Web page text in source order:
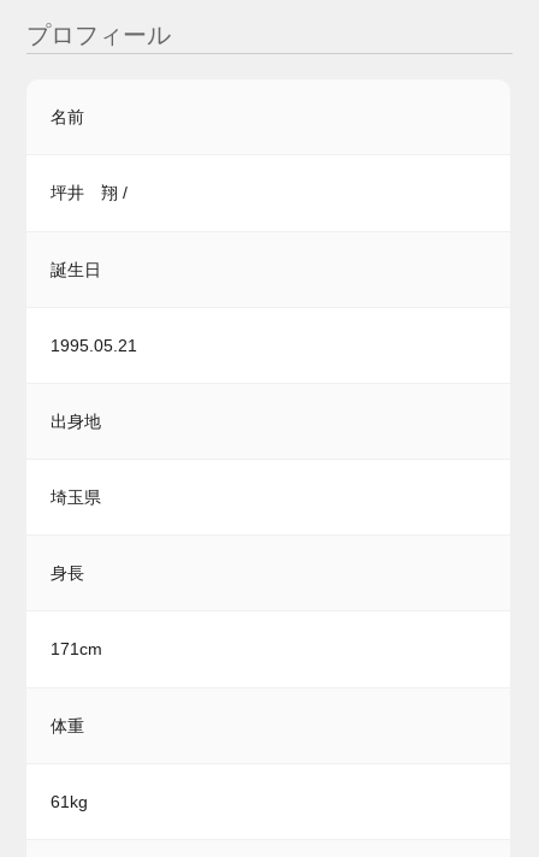
プロフィール
名前
坪井 翔 /
誕生日
1995.05.21
出身地
埼玉県
身長
171cm
体重
61kg